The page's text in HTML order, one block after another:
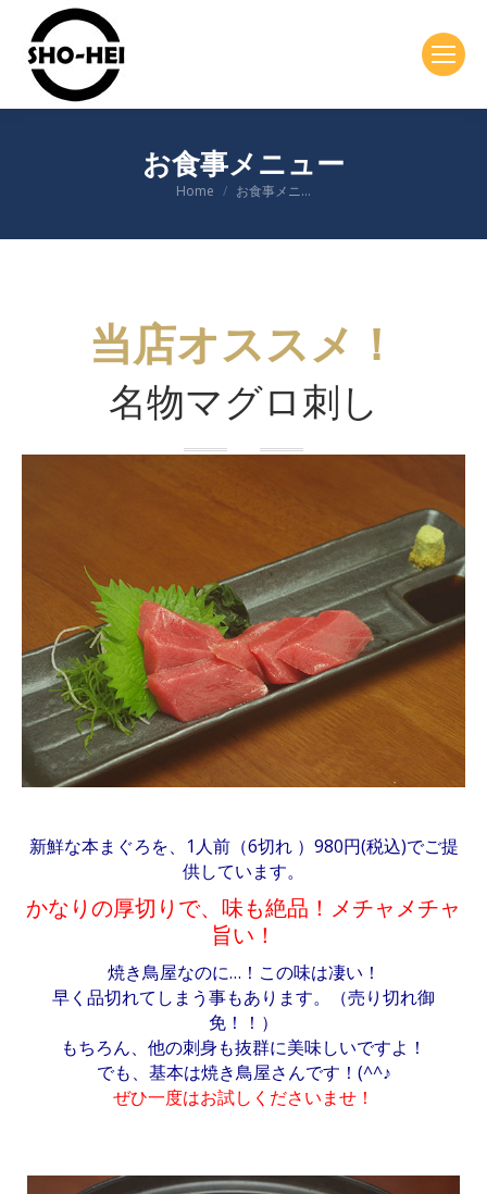
お食事メニュー
You are here:
Home お食事メニ…
当店オススメ！
名物マグロ刺し
新鮮な本まぐろを、1人前（6切れ ）980円(税込)でご提
供しています。
かなりの厚切りで、味も絶品！メチャメチャ
旨い！
焼き鳥屋なのに…！この味は凄い！
早く品切れてしまう事もあります。（売り切れ御
免！！）
もちろん、他の刺身も抜群に美味しいですよ！
でも、基本は焼き鳥屋さんです！(^^♪
ぜひ一度はお試しくださいませ！